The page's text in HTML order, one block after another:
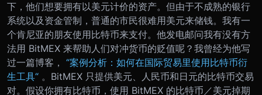
下，他们想要拥有以美元计价的资产。但由于不成熟的银行
系统以及资金管制，普通的市民很难用美元来储钱。 我有一
个肯尼亚的朋友使用比特币来支付。他发电邮问我有没有方
法用 BitMEX 来帮助人们对冲货币的贬值呢？我曾经为他写
过一篇博客， “案例分析：如何在国际贸易里使用比特币衍
生工具“ 。 BitMEX 只提供美元、人民币和日元的比特币交易
对。假设你拥有比特币，使用 BitMEX 的比特币／美元掉期